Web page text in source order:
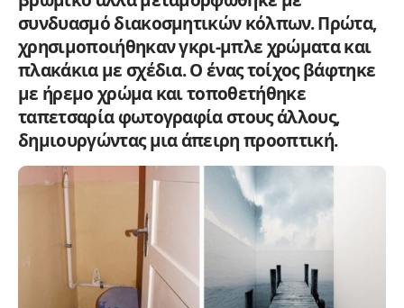
συνδυασμό διακοσμητικών κόλπων. Πρώτα,
χρησιμοποιήθηκαν γκρι-μπλε χρώματα και
πλακάκια με σχέδια. Ο ένας τοίχος βάφτηκε
με ήρεμο χρώμα και τοποθετήθηκε
ταπετσαρία φωτογραφία στους άλλους,
δημιουργώντας μια άπειρη προοπτική.